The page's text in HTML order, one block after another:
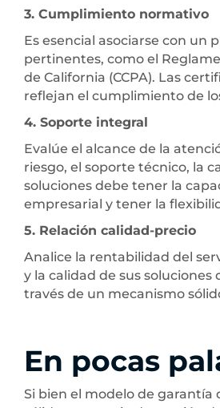
3. Cumplimiento normativo
Es esencial asociarse con un
pertinentes, como el
de California (CCPA). Las
reflejan el cumplimiento de
4. Soporte integral
Evalúe el alcance de la
riesgo, el soporte técnico, la
soluciones debe tener la
empresarial y tener la
5. Relación calidad-precio
Analice la rentabilidad del
y la calidad de sus
través de un mecanismo
En pocas
Si bien el modelo de